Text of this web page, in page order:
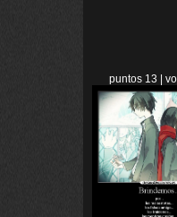
puntos 13 |